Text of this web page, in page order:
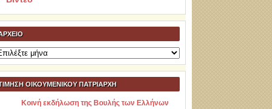
ΟΙΚΟΥΜΕΝΙΚΟΥ ΠΑΤΡΙΑΡΧΗ
Κοινή εκδήλωση της Βουλής των Ελλήνων